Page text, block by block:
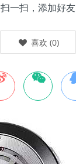
扫一扫，添加好友
喜欢 (0)